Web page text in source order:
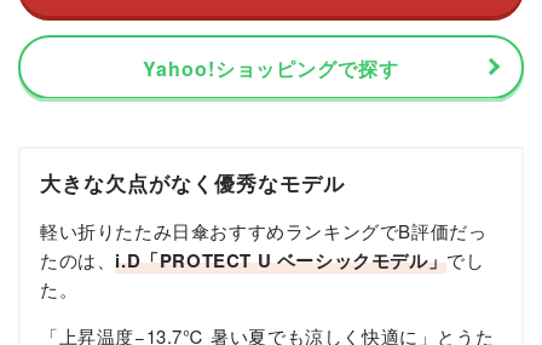
Yahoo!ショッピングで探す
大きな欠点がなく優秀なモデル
軽い折りたたみ日傘おすすめランキングでB評価だっ
たのは、i.D「PROTECT U ベーシックモデル」でし
た。
「上昇温度−13.7℃ 暑い夏でも涼しく快適に」とうた